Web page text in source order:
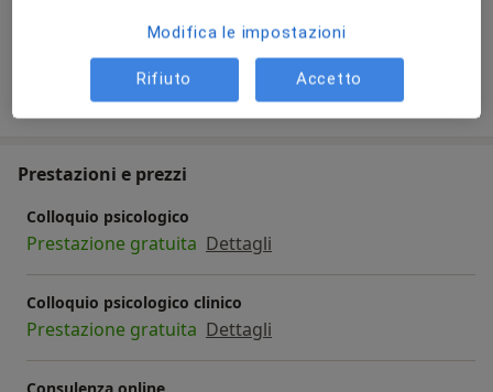
Mostra dettaglisull'esperienza
Prestazioni e prezzi
Colloquio psicologico
Prestazione gratuita Dettagli
Colloquio psicologico clinico
Prestazione gratuita Dettagli
Modifica le impostazioni
Rifiuto Accetto